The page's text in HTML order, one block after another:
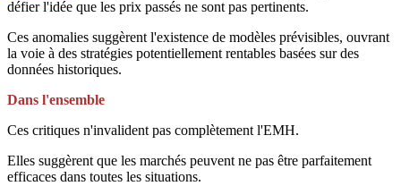
défier l'idée que les prix passés ne sont pas pertinents.
Ces anomalies suggèrent l'existence de modèles prévisibles, ouvrant
la voie à des stratégies potentiellement rentables basées sur des
données historiques.
Dans l'ensemble
Ces critiques n'invalident pas complètement l'EMH.
Elles suggèrent que les marchés peuvent ne pas être parfaitement
efficaces dans toutes les situations.